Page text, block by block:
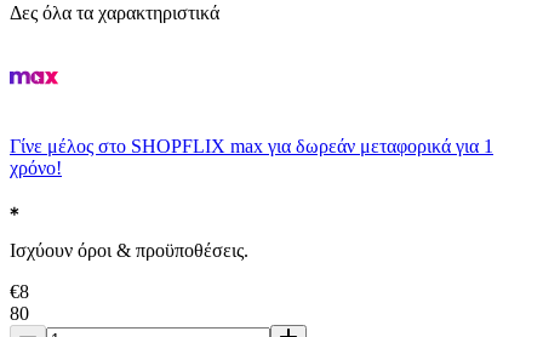
Δες όλα τα χαρακτηριστικά
Γίνε μέλος στο SHOPFLIX max για δωρεάν μεταφορικά για 1
χρόνο!
Ισχύουν όροι & προϋποθέσεις.
€8
80